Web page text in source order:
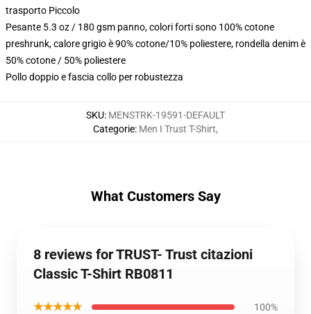
trasporto Piccolo
Pesante 5.3 oz / 180 gsm panno, colori forti sono 100% cotone
preshrunk, calore grigio è 90% cotone/10% poliestere, rondella denim è
50% cotone / 50% poliestere
Pollo doppio e fascia collo per robustezza
SKU: MENSTRK-19591-DEFAULT
Categorie: Men I Trust T-Shirt,
What Customers Say
8 reviews for TRUST- Trust citazioni
Classic T-Shirt RB0811
★★★★★ 100%